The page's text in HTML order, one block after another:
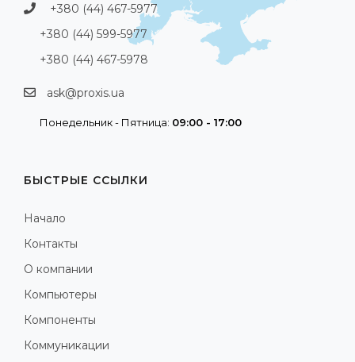
+380 (44) 467-5977
+380 (44) 599-5977
+380 (44) 467-5978
ask@proxis.ua
Понедельник - Пятница: 09:00 - 17:00
БЫСТРЫЕ ССЫЛКИ
Начало
Контакты
О компании
Компьютеры
Компоненты
Коммуникации